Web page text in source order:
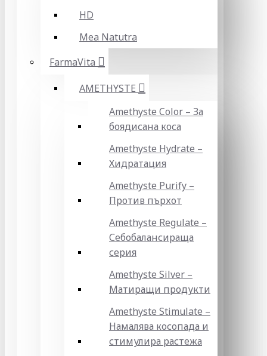
HD
Mea Natutra
FarmaVita
AMETHYSTE
Amethyste Color – За
боядисана коса
Amethyste Hydrate –
Хидратация
Amethyste Purify –
Против пърхот
Amethyste Regulate –
Себобалансираща
серия
Amethyste Silver –
Матиращи продукти
Amethyste Stimulate –
Намалява косопада и
стимулира растежа